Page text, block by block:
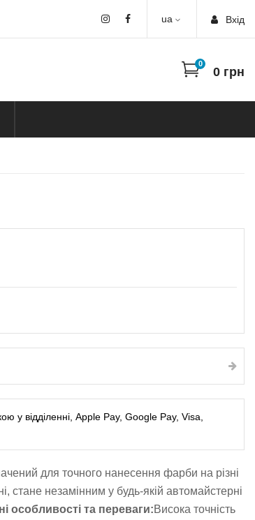
Вхiд
ua
0
0 грн
у відділенні, Apple Pay, Google Pay, Visa,
для точного нанесення фарби на різні
стане незамінним у будь-якій автомайстерні
особливості та переваги:Висока точність